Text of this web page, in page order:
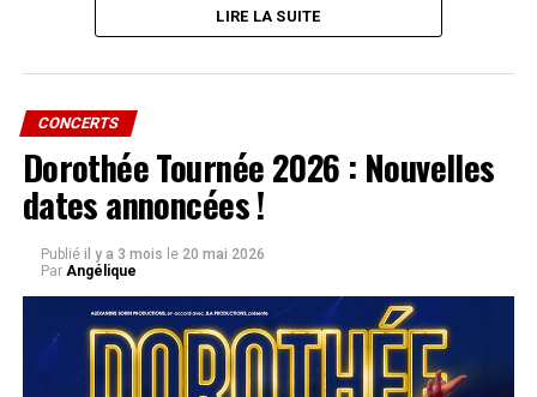
LIRE LA SUITE
CONCERTS
Dorothée Tournée 2026 : Nouvelles
dates annoncées !
Publié il y a 3 mois le 20 mai 2026
Par Angélique